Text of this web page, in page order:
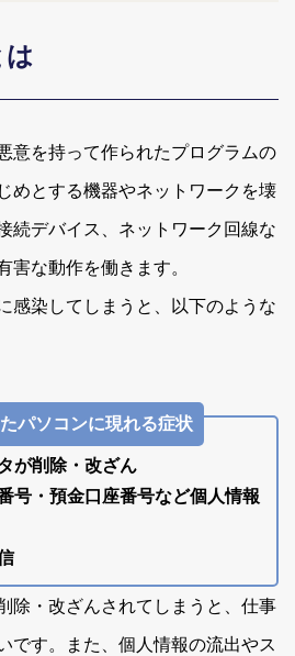
意を持って作られたプログラムの
めとする機器やネットワークを壊
続デバイス、ネットワーク回線な
害な動作を働きます。
感染してしまうと、以下のような
パソコンに現れる症状
が削除・改ざん
号・預金口座番号など個人情報
除・改ざんされてしまうと、仕事
です。また、個人情報の流出やス